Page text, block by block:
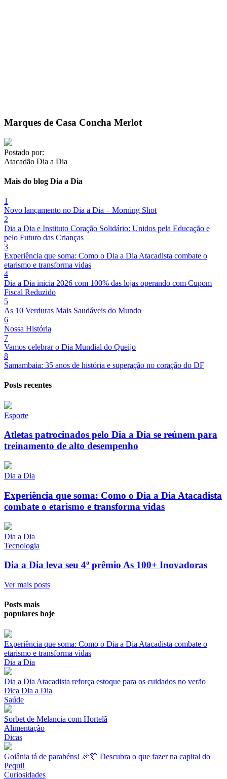
Marques de Casa Concha Merlot
Postado por:
Atacadão Dia a Dia
Mais do blog Dia a Dia
1
Novo lançamento no Dia a Dia – Morning Shot
2
Dia a Dia e Instituto Coração Solidário: Unidos pela Educação e
pelo Futuro das Crianças
3
Experiência que soma: Como o Dia a Dia Atacadista combate o
etarismo e transforma vidas
4
Dia a Dia inicia 2026 com 100% das lojas operando com Cupom
Fiscal Reduzido
5
As 10 Verduras Mais Saudáveis do Mundo
6
Nossa História
7
Vamos celebrar o Dia Mundial do Queijo
8
Samambaia: 35 anos de história e superação no coração do DF
Posts recentes
Esporte
Atletas patrocinados pelo Dia a Dia se reúnem para
treinamento de alto desempenho
Dia a Dia
Experiência que soma: Como o Dia a Dia Atacadista
combate o etarismo e transforma vidas
Dia a Dia
Tecnologia
Dia a Dia leva seu 4º prêmio As 100+ Inovadoras
Ver mais posts
Posts mais
populares hoje
Experiência que soma: Como o Dia a Dia Atacadista combate o
etarismo e transforma vidas
Dia a Dia
Dia a Dia Atacadista reforça estoque para os cuidados no verão
Dica Dia a Dia
Saúde
Sorbet de Melancia com Hortelã
Alimentação
Dicas
Goiânia tá de parabéns! 🎉🎊 Descubra o que fazer na capital do
Pequi!
Curiosidades